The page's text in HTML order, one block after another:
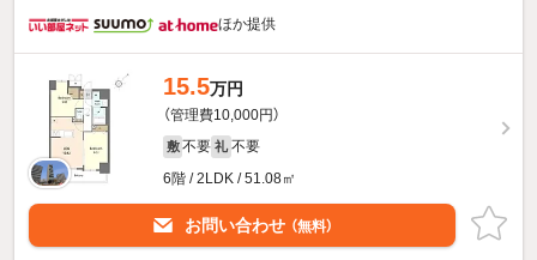
ほか提供
15.5万円
（管理費10,000円）
敷 不要 礼 不要
6階 / 2LDK / 51.08㎡
お問い合わせ （無料）